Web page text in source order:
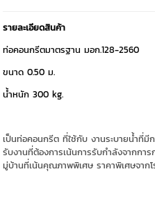
รายละเอียดสินค้า
ท่อคอนกรีตมาตรฐาน มอก.128-2560
ขนาด 0.50 ม.
น้ำหนัก 300 kg.
เป็นท่อคอนกรีต ที่ใช้กับ งานระบายน้ำที่มี
รับงานที่ต้องการเน้นการรับกำลังจากกา
มู่บ้านที่เน้นคุณภาพพิเศษ ราคาพิเศษจากโ